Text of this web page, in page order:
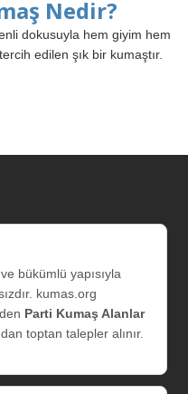
Nedir?
dokusuyla hem giyim hem
edilen şık bir kumaştır.
bükümlü yapısıyla
kumas.org
Parti Kumaş Alanlar
toptan talepler alınır.